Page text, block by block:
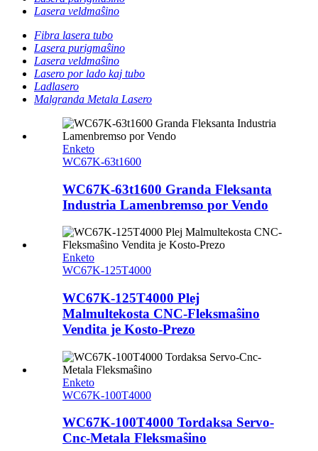
Lasera veldmaŝino
Fibra lasera tubo
Lasera purigmaŝino
Lasera veldmaŝino
Lasero por lado kaj tubo
Ladlasero
Malgranda Metala Lasero
Enketo
WC67K-63t1600
WC67K-63t1600 Granda Fleksanta
Industria Lamenbremso por Vendo
Enketo
WC67K-125T4000
WC67K-125T4000 Plej
Malmultekosta CNC-Fleksmaŝino
Vendita je Kosto-Prezo
Enketo
WC67K-100T4000
WC67K-100T4000 Tordaksa Servo-
Cnc-Metala Fleksmaŝino